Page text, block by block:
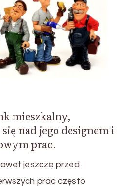
mieszkalny,
nad jego designem i
prac.
jeszcze przed
prac często